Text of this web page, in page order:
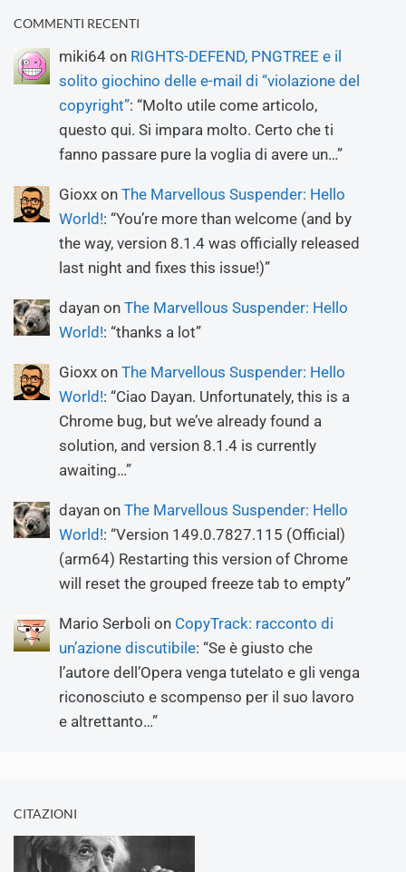
COMMENTI RECENTI
miki64 on RIGHTS-DEFEND, PNGTREE e il
solito giochino delle e-mail di “violazione del
copyright”: “Molto utile come articolo,
questo qui. Si impara molto. Certo che ti
fanno passare pure la voglia di avere un…”
Gioxx on The Marvellous Suspender: Hello
World!: “You’re more than welcome (and by
the way, version 8.1.4 was officially released
last night and fixes this issue!)”
dayan on The Marvellous Suspender: Hello
World!: “thanks a lot”
Gioxx on The Marvellous Suspender: Hello
World!: “Ciao Dayan. Unfortunately, this is a
Chrome bug, but we’ve already found a
solution, and version 8.1.4 is currently
awaiting…”
dayan on The Marvellous Suspender: Hello
World!: “Version 149.0.7827.115 (Official)
(arm64) Restarting this version of Chrome
will reset the grouped freeze tab to empty”
Mario Serboli on CopyTrack: racconto di
un’azione discutibile: “Se è giusto che
l’autore dell’Opera venga tutelato e gli venga
riconosciuto e scompenso per il suo lavoro
e altrettanto…”
CITAZIONI